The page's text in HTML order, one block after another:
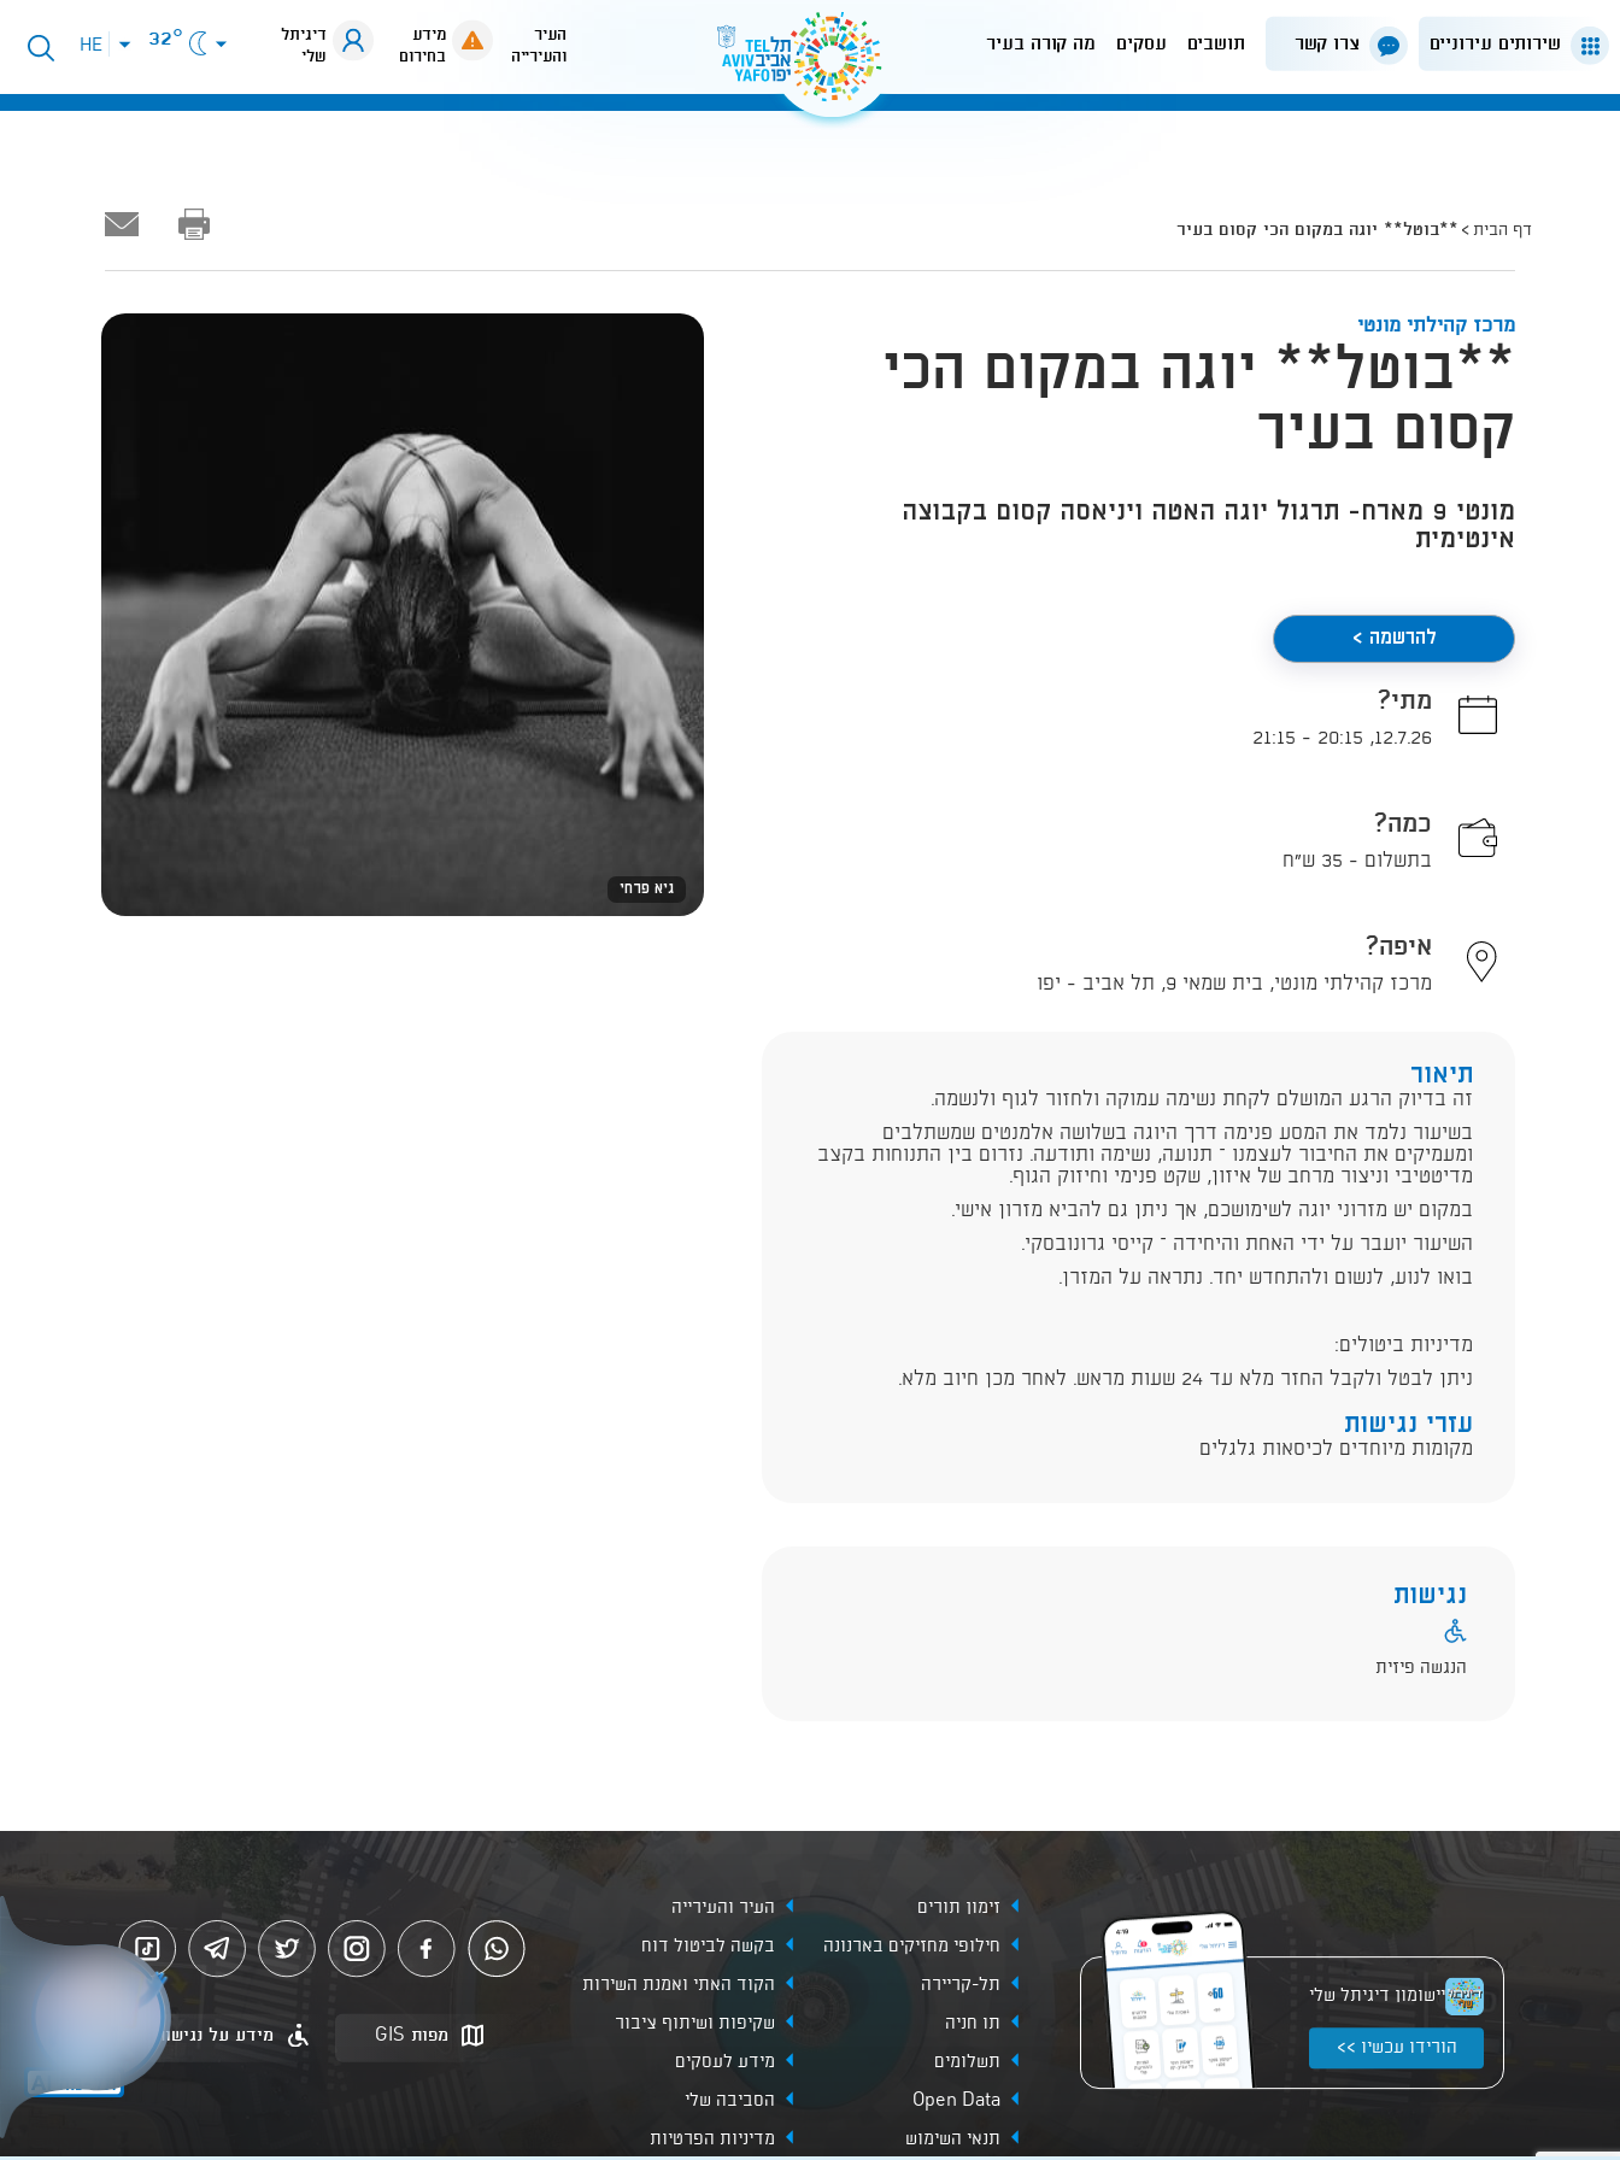
שירותים עירוניים צרו קשר תושבים עסקים מה קורה בעיר
העיר
והעירייה
מידע
בחירום
דיגיתל
שלי
32°
פתיחת
תפריט
HE
דף הבית **בוטל** יוגה במקום הכי קסום בעיר
גיא פרחי
מרכז קהילתי מונטי
**בוטל** יוגה במקום הכי
קסום בעיר
מונטי 9 מארח- תרגול יוגה האטה ויניאסה קסום בקבוצה
אינטימית
להרשמה >
מתי?
12.7.26
,
20:15
-
21:15
כמה?
בתשלום - 35 ש"ח
איפה?
מרכז קהילתי מונטי, בית שמאי 9, תל אביב - יפו
תיאור
זה בדיוק הרגע המושלם לקחת נשימה עמוקה ולחזור לגוף ולנשמה.
בשיעור נלמד את המסע פנימה דרך היוגה בשלושה אלמנטים שמשתלבים
ומעמיקים את החיבור לעצמנו – תנועה, נשימה ותודעה. נזרום בין התנוחות בקצב
מדיטטיבי וניצור מרחב של איזון, שקט פנימי וחיזוק הגוף.
במקום יש מזרוני יוגה לשימושכם, אך ניתן גם להביא מזרון אישי.
השיעור יועבר על ידי האחת והיחידה – קייסי גרונובסקי.
בואו לנוע, לנשום ולהתחדש יחד. נתראה על המזרן.
מדיניות ביטולים:
ניתן לבטל ולקבל החזר מלא עד 24 שעות מראש. לאחר מכן חיוב מלא.
עזרי נגישות
מקומות מיוחדים לכיסאות גלגלים
נגישות
הנגשה פיזית
יישומון דיגיתל שלי
הורידו עכשיו >>
זימון תורים
העיר והעירייה
חילופי מחזיקים בארנונה
בקשה לביטול דוח
תל-קריירה
הקוד האתי ואמנת השירות
תו חניה
שקיפות ושיתוף ציבור
תשלומים
מידע לעסקים
Open Data
הסביבה שלי
תנאי השימוש
מדיניות הפרטיות
מפות GIS מידע על נגישות